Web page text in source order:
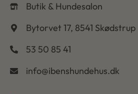
Butik & Hundesalon
Bytorvet 17, 8541 Skødstrup
53 50 85 41
info@ibenshundehus.dk